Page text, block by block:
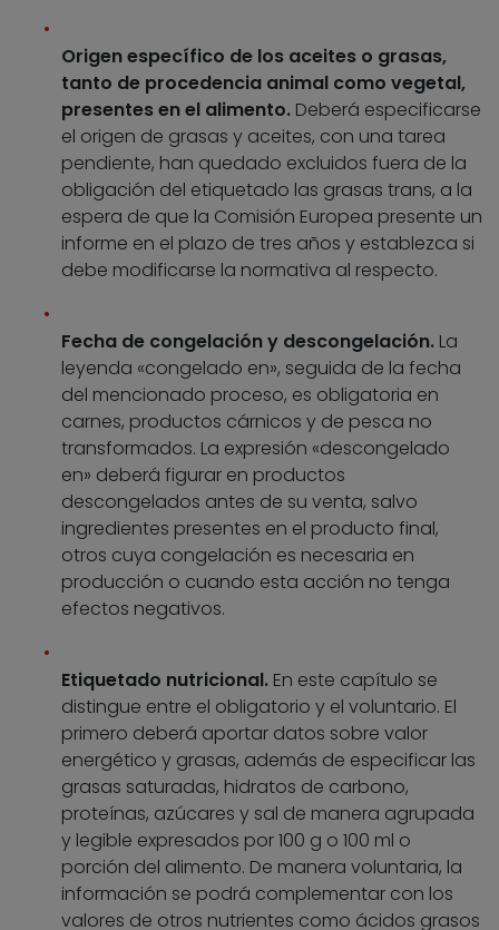
Origen específico de los aceites o grasas,
tanto de procedencia animal como vegetal,
presentes en el alimento. Deberá especificarse
el origen de grasas y aceites, con una tarea
pendiente, han quedado excluidos fuera de la
obligación del etiquetado las grasas trans, a la
espera de que la Comisión Europea presente un
informe en el plazo de tres años y establezca si
debe modificarse la normativa al respecto.
Fecha de congelación y descongelación. La
leyenda «congelado en», seguida de la fecha
del mencionado proceso, es obligatoria en
carnes, productos cárnicos y de pesca no
transformados. La expresión «descongelado
en» deberá figurar en productos
descongelados antes de su venta, salvo
ingredientes presentes en el producto final,
otros cuya congelación es necesaria en
producción o cuando esta acción no tenga
efectos negativos.
Etiquetado nutricional. En este capítulo se
distingue entre el obligatorio y el voluntario. El
primero deberá aportar datos sobre valor
energético y grasas, además de especificar las
grasas saturadas, hidratos de carbono,
proteínas, azúcares y sal de manera agrupada
y legible expresados por 100 g o 100 ml o
porción del alimento. De manera voluntaria, la
información se podrá complementar con los
valores de otros nutrientes como ácidos grasos